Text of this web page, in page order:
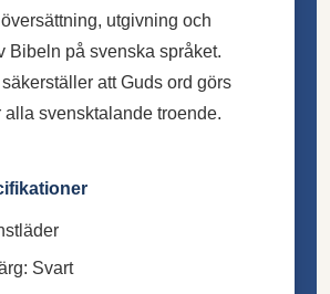
utgivning och
Bibeln på svenska språket.
att Guds ord görs
svensktalande troende.
Svart